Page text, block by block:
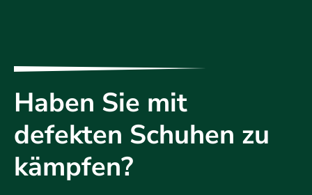
Haben Sie mit
defekten Schuhen zu
kämpfen?